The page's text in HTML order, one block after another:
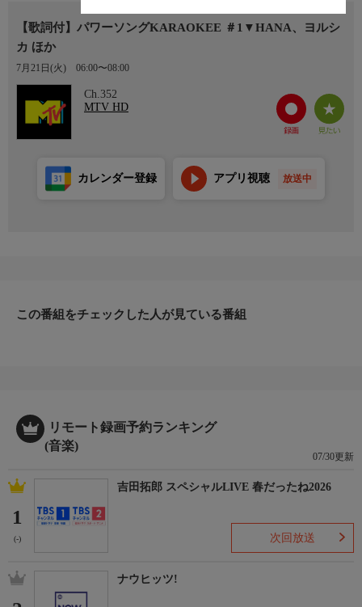
【歌詞付】パワーソングKARAOKEE ＃1▼HANA、ヨルシ
カ ほか
7月21日(火) 06:00〜08:00
Ch.352
MTV HD
カレンダー登録 アプリ視聴 放送中
この番組をチェックした人が見ている番組
リモート録画予約ランキング
(音楽)
07/30更新
1
(-)
吉田拓郎 スペシャルLIVE 春だったね2026
次回放送
ナウヒッツ!